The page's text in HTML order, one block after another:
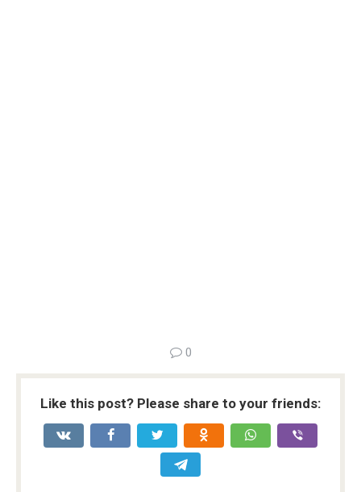
0
Like this post? Please share to your friends: